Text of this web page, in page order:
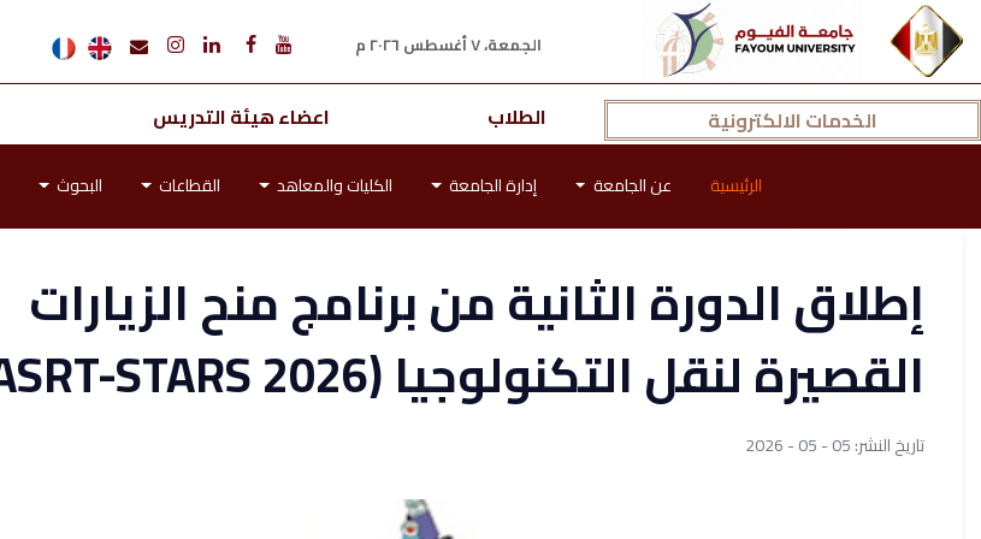
الجمعة، ٧ أغسطس ٢٠٢٦ م
الخدمات الالكترونية الطلاب اعضاء هيئة التدريس
الرئيسية عن الجامعة إدارة الجامعة الكليات والمعاهد القطاعات البحوث
إطلاق الدورة الثانية من برنامج منح الزيارات
القصيرة لنقل التكنولوجيا (ASRT-STARS 2026)
تاريخ النشر: 05 - 05 - 2026